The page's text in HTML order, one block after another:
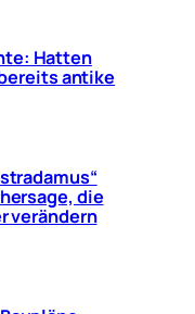
Hatten
antike
die
verändern